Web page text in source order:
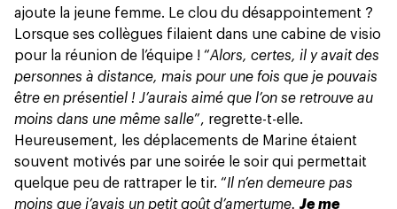
ajoute la jeune femme. Le clou du désappointement ?
Lorsque ses collègues filaient dans une cabine de visio
pour la réunion de l’équipe ! “Alors, certes, il y avait des
personnes à distance, mais pour une fois que je pouvais
être en présentiel ! J’aurais aimé que l’on se retrouve au
moins dans une même salle”, regrette-t-elle.
Heureusement, les déplacements de Marine étaient
souvent motivés par une soirée le soir qui permettait
quelque peu de rattraper le tir. “Il n’en demeure pas
moins que j’avais un petit goût d’amertume. Je me